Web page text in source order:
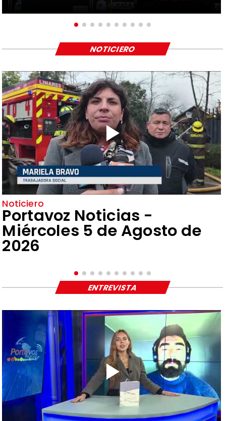
Noticiero
Portavoz Noticias -
Miércoles 5 de Agosto de
2026
NOTICIERO
ENTREVISTA